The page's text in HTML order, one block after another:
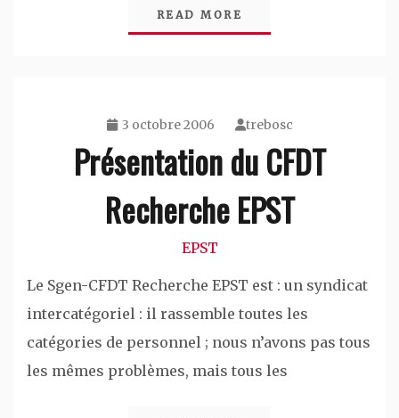
READ MORE
3 octobre 2006 trebosc
Présentation du CFDT
Recherche EPST
EPST
Le Sgen-CFDT Recherche EPST est : un syndicat
intercatégoriel : il rassemble toutes les
catégories de personnel ; nous n’avons pas tous
les mêmes problèmes, mais tous les